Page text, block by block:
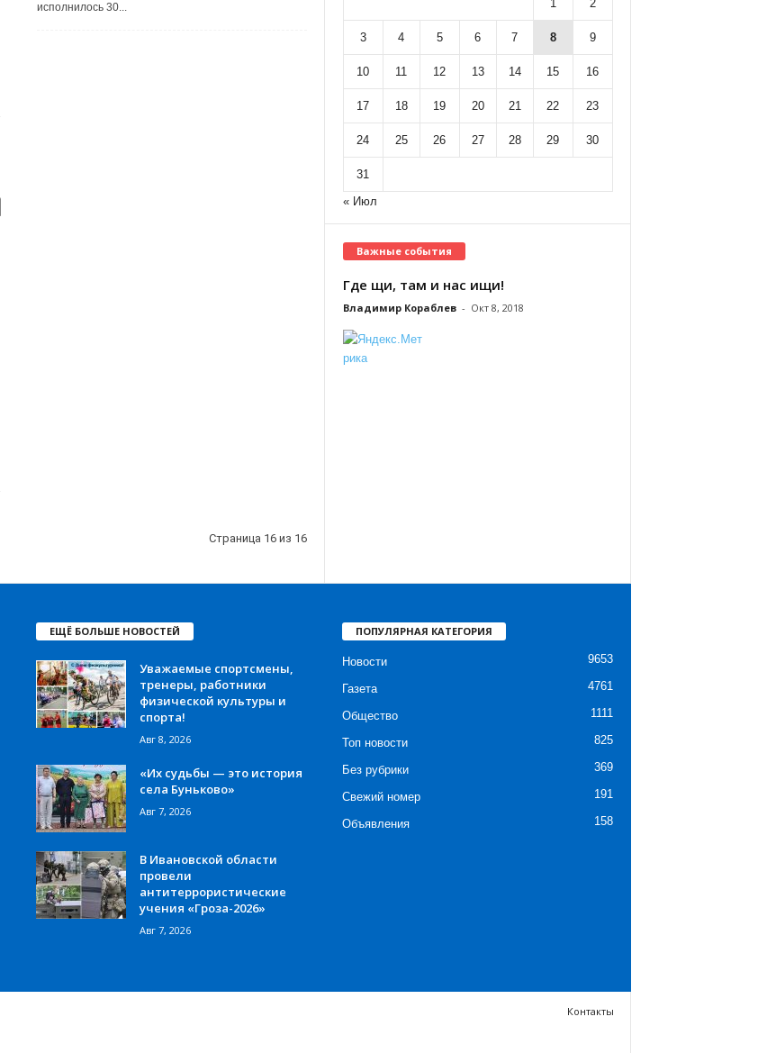
исполнилось 30...
Страница 16 из 16
1 2
3 4 5 6 7 8 9
10 11 12 13 14 15 16
17 18 19 20 21 22 23
24 25 26 27 28 29 30
31
« Июл
Важные события
Где щи, там и нас ищи!
Владимир Кораблев - Окт 8, 2018
ЕЩЁ БОЛЬШЕ НОВОСТЕЙ
Уважаемые спортсмены,
тренеры, работники
физической культуры и
спорта!
Авг 8, 2026
«Их судьбы — это история
села Буньково»
Авг 7, 2026
В Ивановской области
провели
антитеррористические
учения «Гроза-2026»
Авг 7, 2026
ПОПУЛЯРНАЯ КАТЕГОРИЯ
Новости 9653
Газета 4761
Общество 1111
Топ новости 825
Без рубрики 369
Свежий номер 191
Объявления 158
Контакты